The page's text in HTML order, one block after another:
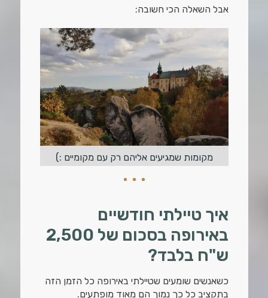
אבל השאלה הכי חשובה:
מקומות שמגיעים אליהם רק עם מקומיים :)
איך טיילתי חודשיים
באירופה בסכום של 2,500
ש"ח בלבד?
כשאנשים שומעים שטיילתי באירופה כל הזמן הזה
בתקציב כל כך נמוך הם מאוד מופתעים.